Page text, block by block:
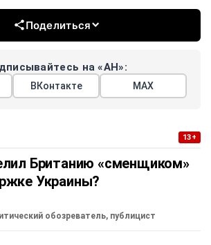
Поделиться
на «АН»:
ВКонтакте МАХ
13+
Британию «сменщиком»
Украины?
обозреватель, публицист